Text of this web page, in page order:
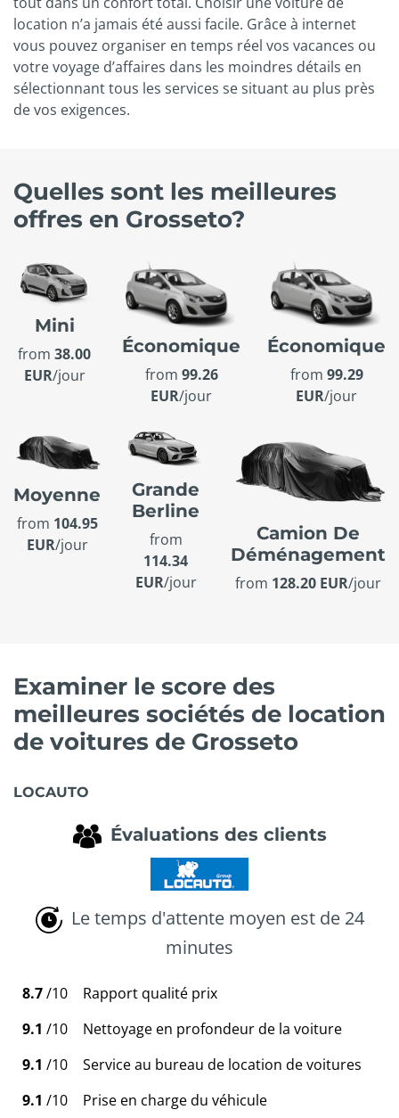
location n’a jamais été aussi facile. Grâce à internet
vous pouvez organiser en temps réel vos vacances ou
votre voyage d’affaires dans les moindres détails en
sélectionnant tous les services se situant au plus près
de vos exigences.
Quelles sont les meilleures
offres en Grosseto?
Mini
from 38.00
EUR/jour
Économique
from 99.26
EUR/jour
Économique
from 99.29
EUR/jour
Moyenne
from 104.95
EUR/jour
Grande
Berline
from
114.34
EUR/jour
Camion De
Déménagement
from 128.20 EUR/jour
Examiner le score des
meilleures sociétés de location
de voitures de Grosseto
LOCAUTO
Évaluations des clients
Le temps d'attente moyen est de 24
minutes
8.7/10
Rapport qualité prix
9.1 /10
Nettoyage en profondeur de la voiture
9.1 /10
Service au bureau de location de voitures
9.1 /10 Prise en charge du véhicule